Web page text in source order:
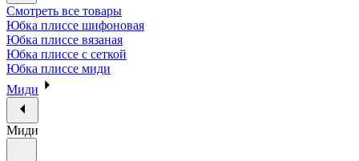
Смотреть все товары
Юбка плиссе шифоновая
Юбка плиссе вязаная
Юбка плиссе с сеткой
Юбка плиссе миди
Миди
Миди